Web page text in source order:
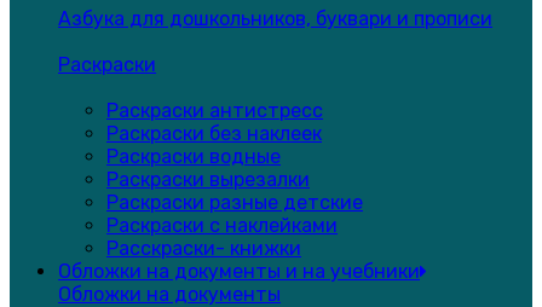
Азбука для дошкольников, буквари и прописи
Раскраски
Раскраски антистресс
Раскраски без наклеек
Раскраски водные
Раскраски вырезалки
Раскраски разные детские
Раскраски с наклейками
Расскраски- книжки
Обложки на документы и на учебники
Обложки на документы